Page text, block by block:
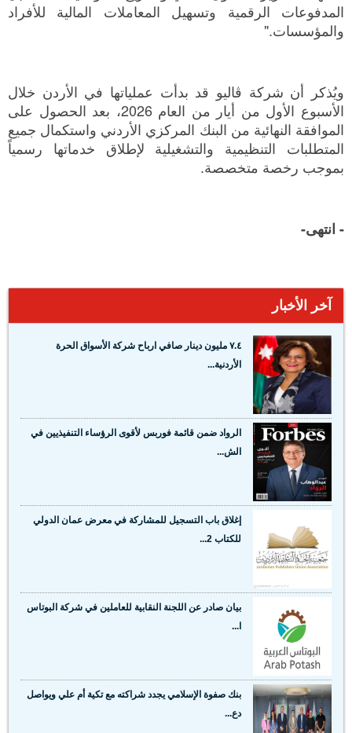
المدفوعات الرقمية وتسهيل المعاملات المالية للأفراد
والمؤسسات."
ويُذكر أن شركة ڤاليو قد بدأت عملياتها في الأردن خلال
الأسبوع الأول من أيار من العام 2026، بعد الحصول على
الموافقة النهائية من البنك المركزي الأردني واستكمال جميع
المتطلبات التنظيمية والتشغيلية لإطلاق خدماتها رسمياً
بموجب رخصة متخصصة.
- انتهى-
آخر الأخبار
٧.٤ مليون دينار صافي ارباح شركة الأسواق الحرة
الأردنية...
الرواد ضمن قائمة فوربس لأقوى الرؤساء التنفيذيين في
الش...
إغلاق باب التسجيل للمشاركة في معرض عمان الدولي
للكتاب 2...
بيان صادر عن اللجنة النقابية للعاملين في شركة البوتاس
ا...
بنك صفوة الإسلامي يجدد شراكته مع تكية أم علي ويواصل
دع...